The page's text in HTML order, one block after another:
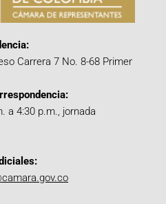
Carrera 7 No. 8-68 Primer
a 4:30 p.m., jornada